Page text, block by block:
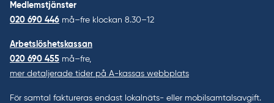
Medlemstjänster
020 690 446 må–fre klockan 8.30–12
Arbetslöshetskassan
020 690 455 må–fre,
mer detaljerade tider på A-kassas webbplats
För samtal faktureras endast lokalnäts- eller mobilsamtalsavgift.